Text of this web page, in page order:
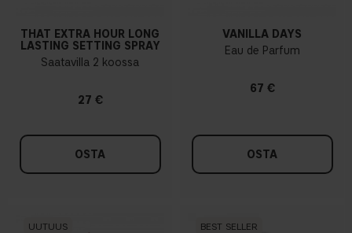
THAT EXTRA HOUR LONG
LASTING SETTING SPRAY
Saatavilla 2 koossa
27 €
OSTA
VANILLA DAYS
Eau de Parfum
67 €
OSTA
UUTUUS BEST SELLER